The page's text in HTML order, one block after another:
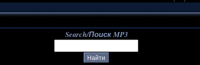
Search/Поиск MP3